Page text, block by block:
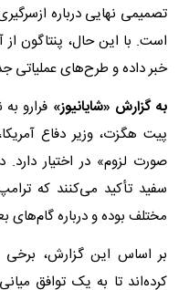
تصمیمی نهایی درباره
است. با این حال، پنتاگون
خبر داده و طرح‌های عملیاتی
به گزارش «شایانیوز» فرارو
پیت هگزت، وزیر دفاع
صورت لزوم» در اختیار
سفید تأکید می‌کنند که
مختلف بوده و درباره
بر اساس این گزارش،
کرده‌اند تا به یک توافق